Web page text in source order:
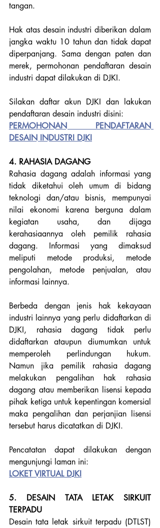
tangan.
Hak atas desain industri diberikan dalam
jangka waktu 10 tahun dan tidak dapat
diperpanjang. Sama dengan paten dan
merek, permohonan pendaftaran desain
industri dapat dilakukan di DJKI.
Silakan daftar akun DJKI dan lakukan
pendaftaran desain industri disini:
PERMOHONAN PENDAFTARAN
DESAIN INDUSTRI DJKI
4. RAHASIA DAGANG
Rahasia dagang adalah informasi yang
tidak diketahui oleh umum di bidang
teknologi dan/atau bisnis, mempunyai
nilai ekonomi karena berguna dalam
kegiatan usaha, dan dijaga
kerahasiaannya oleh pemilik rahasia
dagang. Informasi yang dimaksud
meliputi metode produksi, metode
pengolahan, metode penjualan, atau
informasi lainnya.
Berbeda dengan jenis hak kekayaan
industri lainnya yang perlu didaftarkan di
DJKI, rahasia dagang tidak perlu
didaftarkan ataupun diumumkan untuk
memperoleh perlindungan hukum.
Namun jika pemilik rahasia dagang
melakukan pengalihan hak rahasia
dagang atau memberikan lisensi kepada
pihak ketiga untuk kepentingan komersial
maka pengalihan dan perjanjian lisensi
tersebut harus dicatatkan di DJKI.
Pencatatan dapat dilakukan dengan
mengunjungi laman ini:
LOKET VIRTUAL DJKI
5. DESAIN TATA LETAK SIRKUIT
TERPADU
Desain tata letak sirkuit terpadu (